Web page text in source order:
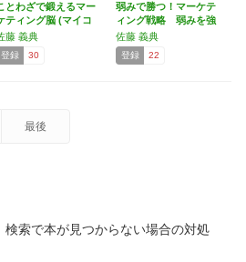
とわざで鍛えるマー
ティング脳 (マイコ
…
藤 義典
登録 30
弱みで勝つ！マーケテ
ィング戦略 弱みを強
みに…
佐藤 義典
登録 22
最後
索で本が見つからない場合の対処